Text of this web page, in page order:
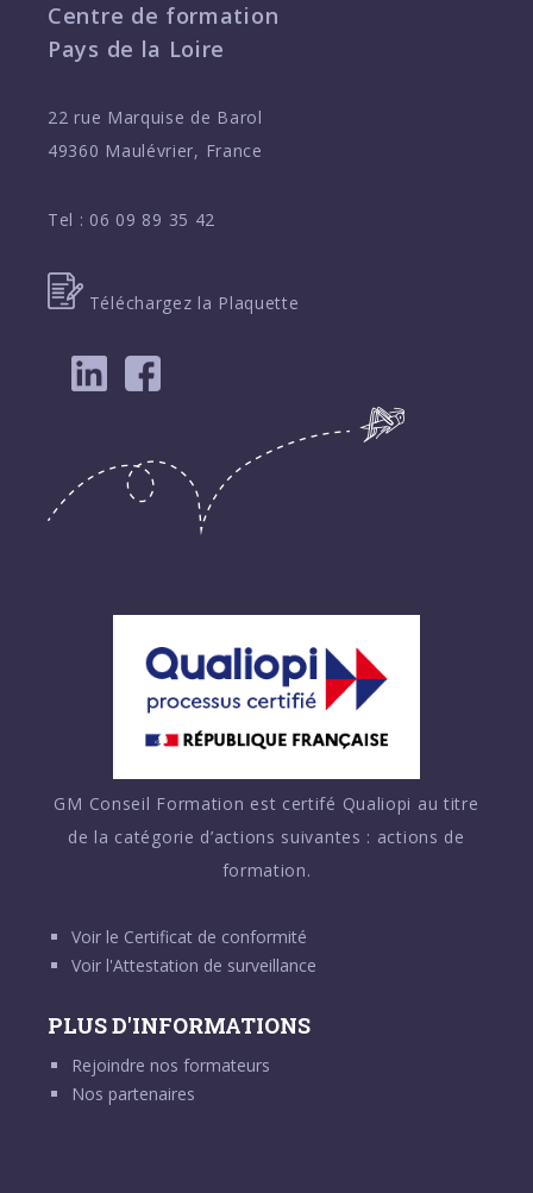
Centre de formation
Pays de la Loire
22 rue Marquise de Barol
49360 Maulévrier, France
Tel : 06 09 89 35 42
Téléchargez la Plaquette
GM Conseil Formation est certifé Qualiopi au titre
de la catégorie d’actions suivantes : actions de
formation.
Voir le Certificat de conformité
Voir l'Attestation de surveillance
PLUS D'INFORMATIONS
Rejoindre nos formateurs
Nos partenaires